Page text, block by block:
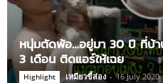
หนุ่มตัดพ้อ…อยู่มา 30 ปี ที่บ้า
3 เดือน ติดแอร์ให้เฉย
Highlight เหมียวขี้ส่อง - 16 July 2020